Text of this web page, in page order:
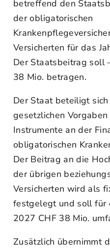
betreffend den
der obligatorischen
Versicherten für das
Der Staatsbeitrag soll
38 Mio. betragen.
Der Staat beteiligt
gesetzlichen
Instrumente an der
obligatorischen
Der Beitrag an die
der übrigen
Versicherten wird als
festgelegt und soll für
2027 CHF 38 Mio.
Zusätzlich übernimmt